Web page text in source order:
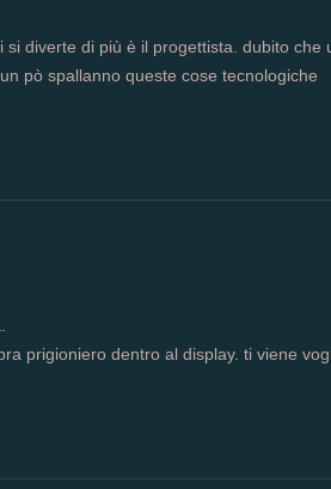
diverte di più è il progettista. dubito che
pò spallanno queste cose tecnologiche
prigioniero dentro al display. ti viene